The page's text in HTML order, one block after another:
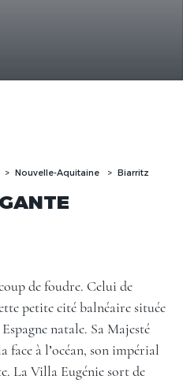
Nouvelle-Aquitaine Biarritz
de foudre. Celui de
petite cité balnéaire située
natale. Sa Majesté
à l’océan, son impérial
La Villa Eugénie sort de